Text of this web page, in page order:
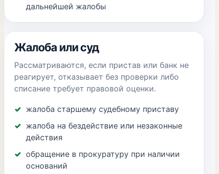
дальнейшей жалобы
Жалоба или суд
Рассматриваются, если пристав или банк не
реагирует, отказывает без проверки либо
списание требует правовой оценки.
жалоба старшему судебному приставу
жалоба на бездействие или незаконные
действия
обращение в прокуратуру при наличии
оснований